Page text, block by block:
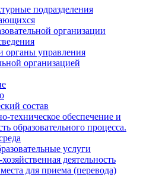
подразделения
организации
органы управления
организацией
состав
техническое обеспечение и
образовательного процесса.
услуги
деятельность
для приема (перевода)